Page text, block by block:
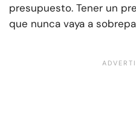
presupuesto. Tener un
que nunca vaya a